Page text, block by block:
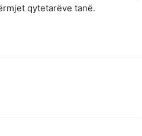
qytetarëve tanë.